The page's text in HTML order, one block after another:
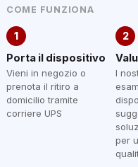
COME FUNZIONA
1
Porta il dispositivo
Vieni in negozio o
prenota il ritiro a
domicilio tramite
corriere UPS
2
I
per